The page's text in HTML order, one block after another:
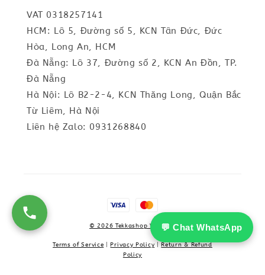
💬 Chat WhatsApp
VAT 0318257141
HCM: Lô 5, Đường số 5, KCN Tân Đức, Đức
Hòa, Long An, HCM
Đà Nẵng: Lô 37, Đường số 2, KCN An Đồn, TP.
Đà Nẵng
Hà Nội: Lô B2-2-4, KCN Thăng Long, Quận Bắc
Từ Liêm, Hà Nội
Liên hệ Zalo: 0931268840
© 2026 Tekkashop Vietnam
Terms of Service Privacy Policy |Return & Refund
Policy